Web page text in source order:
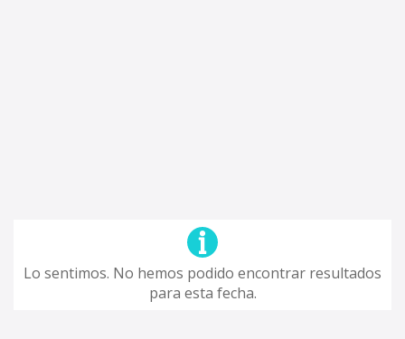
Lo sentimos. No hemos podido encontrar resultados
para esta fecha.